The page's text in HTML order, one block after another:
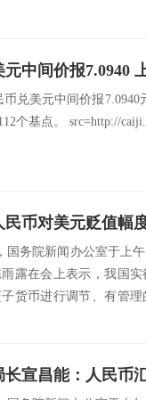
元中间价报7.0940
美元中间价报7.0940
个基点。 src=http://
务院新闻办公室于上午
露在会上表示，我国
货币进行调节、有管